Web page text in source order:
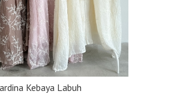
Kebaya Labuh